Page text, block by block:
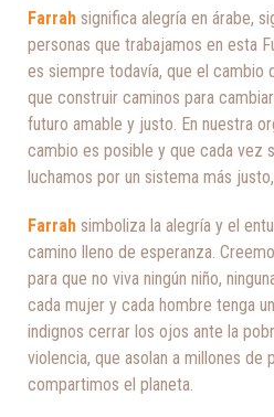
Farrah significa alegría en árabe,
personas que trabajamos en esta
es siempre todavía, que el cambio
que construir caminos para
futuro amable y justo. En nuestra
cambio es posible y que cada vez
luchamos por un sistema más
Farrah simboliza la alegría y el
camino lleno de esperanza.
para que no viva ningún niño,
cada mujer y cada hombre tenga
indignos cerrar los ojos ante la
violencia, que asolan a millones de
compartimos el planeta.